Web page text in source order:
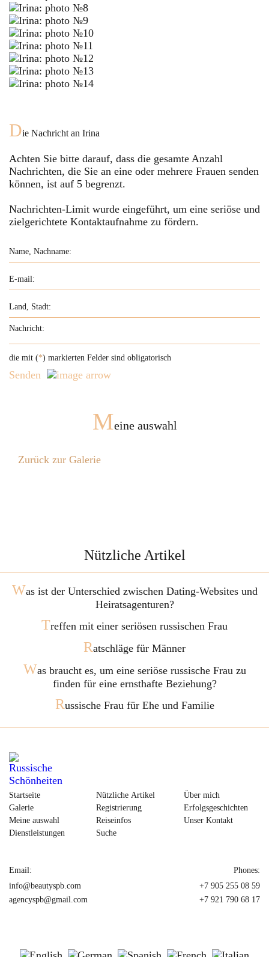
Die Nachricht an Irina
Achten Sie bitte darauf, dass die gesamte Anzahl
Nachrichten, die Sie an eine oder mehrere Frauen senden
können, ist auf 5 begrenzt.
Nachrichten-Limit wurde eingeführt, um eine seriöse und
zielgerichtete Kontaktaufnahme zu fördern.
die mit (*) markierten Felder sind obligatorisch
Senden
Meine auswahl
Zurück zur Galerie
Nützliche Artikel
Was ist der Unterschied zwischen Dating-Websites und
Heiratsagenturen?
Treffen mit einer seriösen russischen Frau
Ratschläge für Männer
Was braucht es, um eine seriöse russische Frau zu
finden für eine ernsthafte Beziehung?
Russische Frau für Ehe und Familie
Startseite
Galerie
Meine auswahl
Dienstleistungen
Nützliche Artikel
Registrierung
Reiseinfos
Suche
Über mich
Erfolgsgeschichten
Unser Kontakt
Email:
info@beautyspb.com
agencyspb@gmail.com
Phones:
+7 905 255 08 59
+7 921 790 68 17